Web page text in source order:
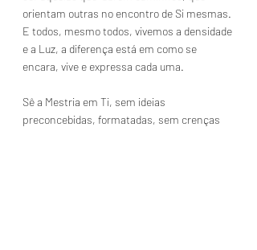
orientam outras no encontro de Si mesmas.
E todos, mesmo todos, vivemos a densidade
e a Luz, a diferença está em como se
encara, vive e expressa cada uma.
Sê a Mestria em Ti, sem ideias
preconcebidas, formatadas, sem crenças